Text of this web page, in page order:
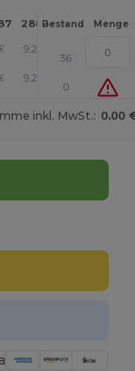
288 + Mehr
Bestand Menge
9.25 +
36
9.25
0
inkl. MwSt.: 0.00